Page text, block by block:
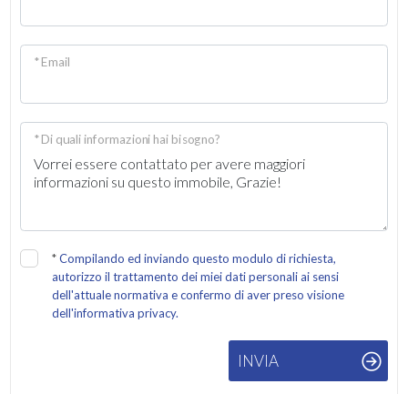
* Email
* Di quali informazioni hai bisogno?
*Compilando ed inviando questo modulo di richiesta,
autorizzo il trattamento dei miei dati personali ai sensi
dell'attuale normativa e confermo di aver preso visione
dell'informativa privacy.
INVIA